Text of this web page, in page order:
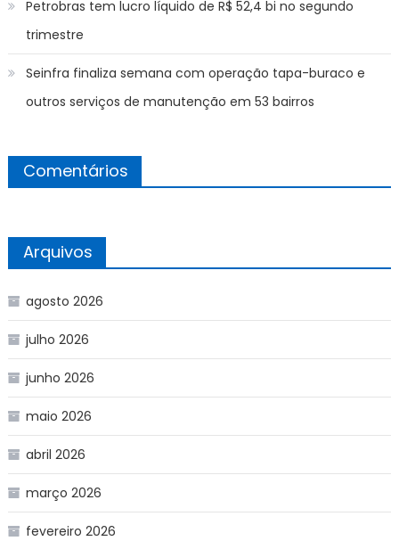
Petrobras tem lucro líquido de R$ 52,4 bi no segundo
trimestre
Seinfra finaliza semana com operação tapa-buraco e
outros serviços de manutenção em 53 bairros
Comentários
Arquivos
agosto 2026
julho 2026
junho 2026
maio 2026
abril 2026
março 2026
fevereiro 2026